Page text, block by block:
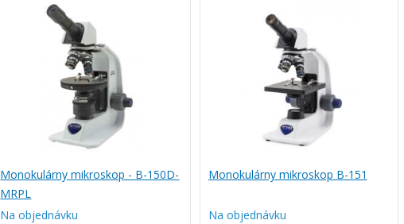
Monokulárny mikroskop - B-150D-
MRPL
Na objednávku
Monokulárny mikroskop B-151
Na objednávku